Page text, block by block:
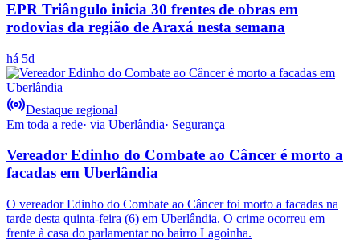
EPR Triângulo inicia 30 frentes de obras em
rodovias da região de Araxá nesta semana
há 5d
Destaque regional
Em toda a rede· via Uberlândia· Segurança
Vereador Edinho do Combate ao Câncer é morto a
facadas em Uberlândia
O vereador Edinho do Combate ao Câncer foi morto a facadas na
tarde desta quinta-feira (6) em Uberlândia. O crime ocorreu em
frente à casa do parlamentar no bairro Lagoinha.